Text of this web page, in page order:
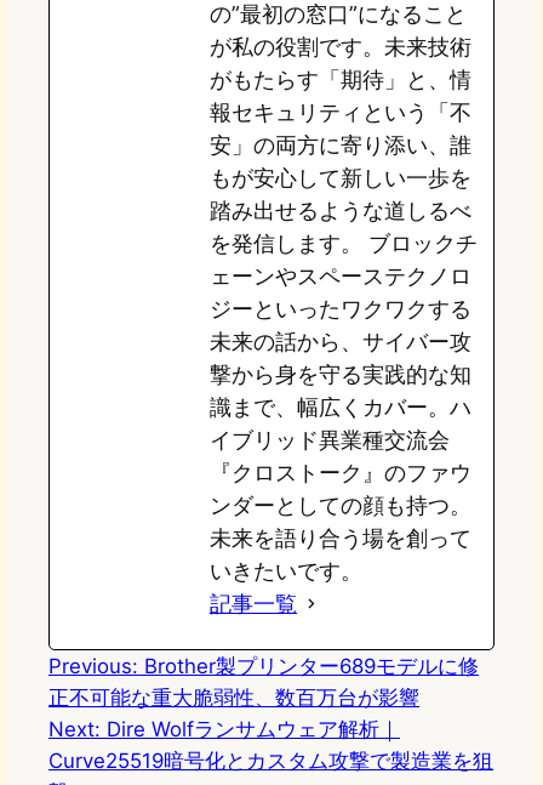
n
k
の”最初の窓口”になること
が私の役割です。未来技術
がもたらす「期待」と、情
報セキュリティという「不
安」の両方に寄り添い、誰
もが安心して新しい一歩を
踏み出せるような道しるべ
を発信します。 ブロックチ
ェーンやスペーステクノロ
ジーといったワクワクする
未来の話から、サイバー攻
撃から身を守る実践的な知
識まで、幅広くカバー。ハ
イブリッド異業種交流会
『クロストーク』のファウ
ンダーとしての顔も持つ。
未来を語り合う場を創って
いきたいです。
記事一覧
Previous: Brother製プリンター689モデルに修
正不可能な重大脆弱性、数百万台が影響
Next: Dire Wolfランサムウェア解析｜
Curve25519暗号化とカスタム攻撃で製造業を狙